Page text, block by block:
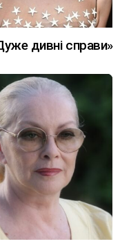
дивні справи»